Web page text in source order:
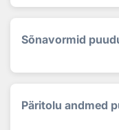
Sõnavormid
Päritolu andmed